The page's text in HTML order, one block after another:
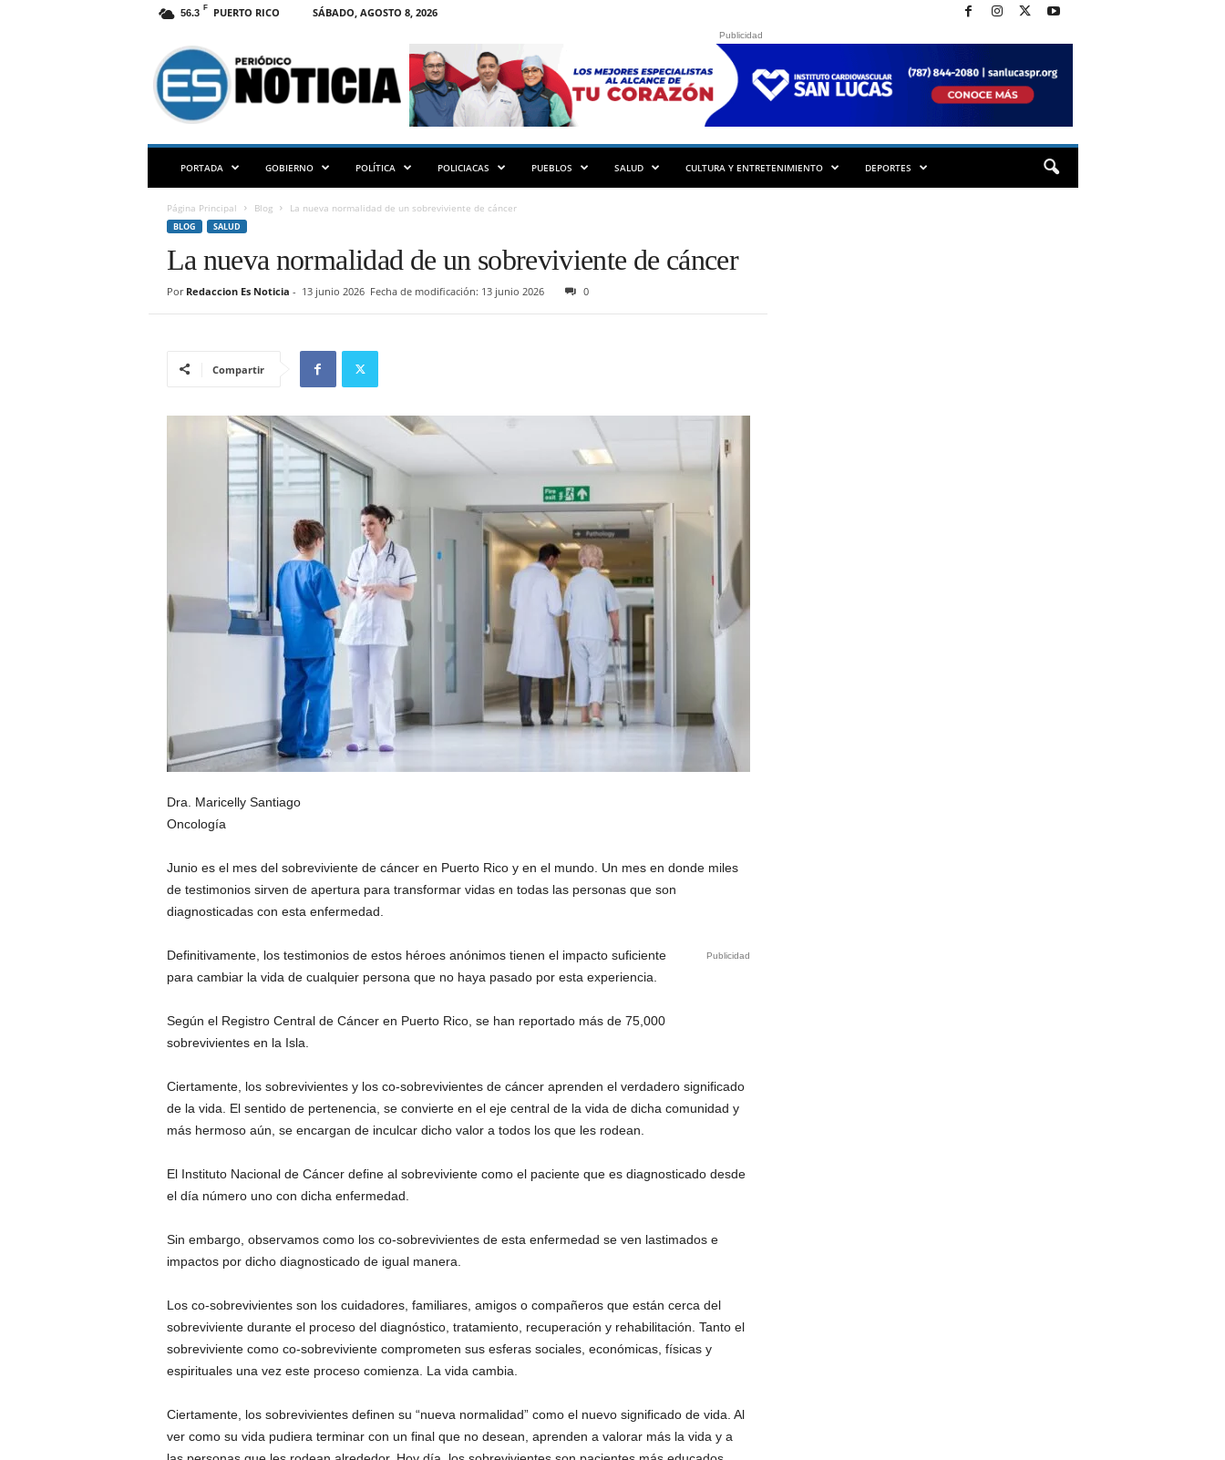
56.3 F PUERTO RICO SÁBADO, AGOSTO 8, 2026
S
N
O
Publicidad
PORTADA GOBIERNO POLÍTICA POLICIACAS PUEBLOS SALUD CULTURA Y ENTRETENIMIENTO DEPORTES
Página Principal Blog La nueva normalidad de un sobreviviente de cáncer
BLOG SALUD
La nueva normalidad de un sobreviviente de cáncer
Por Redaccion Es Noticia - 13 junio 2026 Fecha de modificación: 13 junio 2026 0
Compartir
Dra. Maricelly Santiago
Oncología
Junio es el mes del sobreviviente de cáncer en Puerto Rico y en el mundo. Un mes en donde miles
de testimonios sirven de apertura para transformar vidas en todas las personas que son
diagnosticadas con esta enfermedad.
Publicidad
Definitivamente, los testimonios de estos héroes anónimos tienen el impacto suficiente
para cambiar la vida de cualquier persona que no haya pasado por esta experiencia.
Según el Registro Central de Cáncer en Puerto Rico, se han reportado más de 75,000
sobrevivientes en la Isla.
Ciertamente, los sobrevivientes y los co-sobrevivientes de cáncer aprenden el verdadero significado
de la vida. El sentido de pertenencia, se convierte en el eje central de la vida de dicha comunidad y
más hermoso aún, se encargan de inculcar dicho valor a todos los que les rodean.
El Instituto Nacional de Cáncer define al sobreviviente como el paciente que es diagnosticado desde
el día número uno con dicha enfermedad.
Sin embargo, observamos como los co-sobrevivientes de esta enfermedad se ven lastimados e
impactos por dicho diagnosticado de igual manera.
Los co-sobrevivientes son los cuidadores, familiares, amigos o compañeros que están cerca del
sobreviviente durante el proceso del diagnóstico, tratamiento, recuperación y rehabilitación. Tanto el
sobreviviente como co-sobreviviente comprometen sus esferas sociales, económicas, físicas y
espirituales una vez este proceso comienza. La vida cambia.
Ciertamente, los sobrevivientes definen su “nueva normalidad” como el nuevo significado de vida. Al
ver como su vida pudiera terminar con un final que no desean, aprenden a valorar más la vida y a